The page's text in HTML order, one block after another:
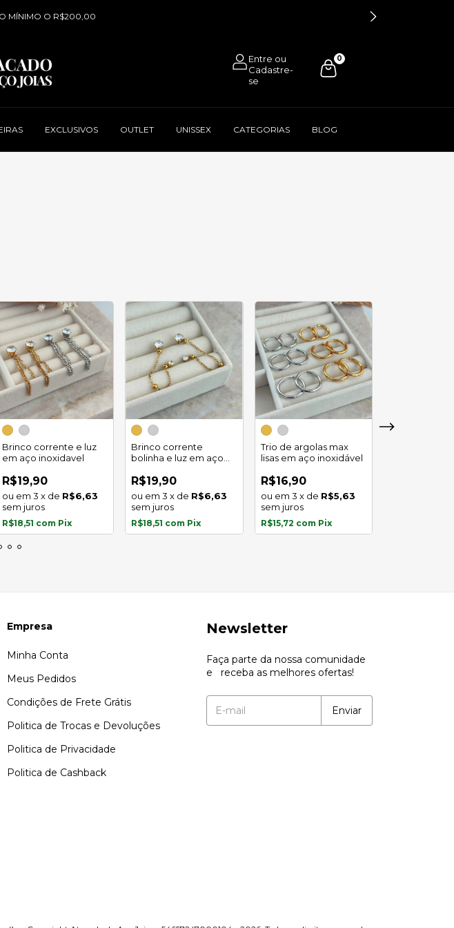
MÍNIMO O R$200,00
0
EXCLUSIVOS OUTLET UNISSEX CATEGORIAS BLOG
Brinco corrente e luz
em aço inoxidavel
R$19,90
3 x de R$6,63
sem juros
R$18,51 com Pix
Brinco corrente
bolinha e luz em aço
R$19,90
3 x de R$6,63
sem juros
R$18,51 com Pix
Trio de argolas max
lisas em aço inoxidável
R$16,90
3 x de R$5,63
sem juros
R$15,72 com Pix
Trio de argola
Empresa
Minha Conta
Meus Pedidos
Condições de Frete Grátis
Politica de Trocas e Devoluções
Politica de Privacidade
Politica de Cashback
Newsletter
Faça parte da nossa comunidade
e receba as melhores ofertas!